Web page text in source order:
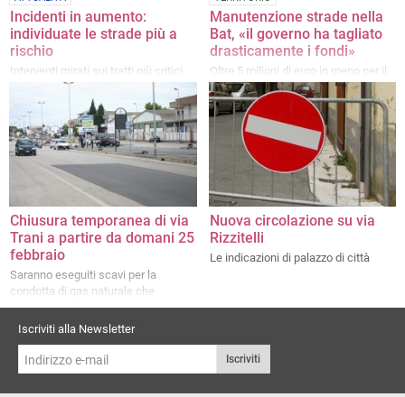
Incidenti in aumento:
individuate le strade più a
rischio
Interventi mirati sui tratti più critici
Manutenzione strade nella
Bat, «il governo ha tagliato
drasticamente i fondi»
Oltre 5 milioni di euro in meno per il
periodo 2025–2028
Chiusura temporanea di via
Trani a partire da domani 25
febbraio
Saranno eseguiti scavi per la
condotta di gas naturale che
alimenta la Timac
Nuova circolazione su via
Rizzitelli
Le indicazioni di palazzo di città
Iscriviti alla Newsletter
Iscriviti